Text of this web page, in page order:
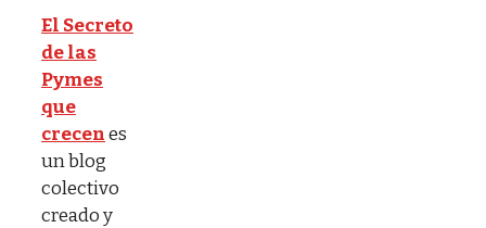
El Secreto
de las
Pymes
que
crecenes
un blog
colectivo
creado y